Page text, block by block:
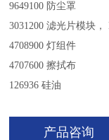
9649100 防尘罩
3031200 滤光片模块，
4708900 灯组件
4707600 擦拭布
126936 硅油
产品咨询